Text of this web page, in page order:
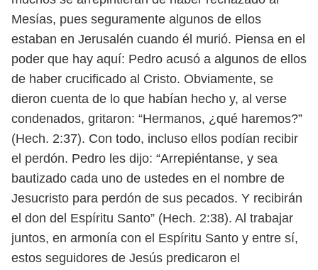
Mesías, pues seguramente algunos de ellos
estaban en Jerusalén cuando él murió. Piensa en el
poder que hay aquí: Pedro acusó a algunos de ellos
de haber crucificado al Cristo. Obviamente, se
dieron cuenta de lo que habían hecho y, al verse
condenados, gritaron: “Hermanos, ¿qué haremos?”
(Hech. 2:37). Con todo, incluso ellos podían recibir
el perdón. Pedro les dijo: “Arrepiéntanse, y sea
bautizado cada uno de ustedes en el nombre de
Jesucristo para perdón de sus pecados. Y recibirán
el don del Espíritu Santo” (Hech. 2:38). Al trabajar
juntos, en armonía con el Espíritu Santo y entre sí,
estos seguidores de Jesús predicaron el